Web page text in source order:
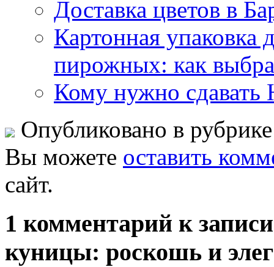
Доставка цветов в
Картонная упаковка
пирожных: как
Кому нужно
Опубликовано в
Вы можете оставить
сайт.
1 комментарий к
куницы: роскошь и